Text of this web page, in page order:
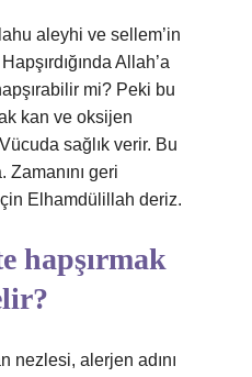
aleyhi ve sellem’in
Allah’a
mi? Peki bu
kan ve oksijen
Vücuda sağlık verir. Bu
Zamanını geri
Elhamdülillah deriz.
hapşırmak
nezlesi, alerjen adını